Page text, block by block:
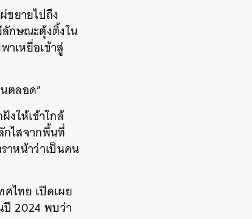
ขยายไปถึง
ลักษณะตุ้งติ้งใน
เหยื่อเข้าสู่
ตลอด”
ให้เข้าใกล้
กไสจากพื้นที่
าหน้าว่าเป็นคน
ไทย เปิดเผย
ปี 2024 พบว่า